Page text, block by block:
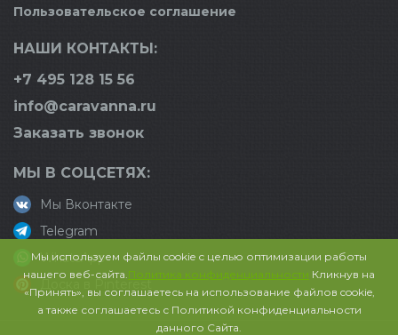
Пользовательское соглашение
НАШИ КОНТАКТЫ:
+7 495 128 15 56
info@caravanna.ru
Заказать звонок
МЫ В СОЦСЕТЯХ:
Мы Вконтакте
Telegram
WhatsApp
Доска в Pinterest
Мы используем файлы cookie с целью оптимизации работы
нашего веб-сайта.Политика конфиденциальности Кликнув на
«Принять», вы соглашаетесь на использование файлов cookie,
а также соглашаетесь с Политикой конфиденциальности
данного Сайта.